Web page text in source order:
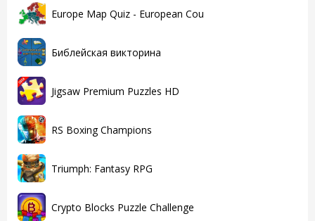
Europe Map Quiz - European Cou
Библейская викторина
Jigsaw Premium Puzzles HD
RS Boxing Champions
Triumph: Fantasy RPG
Crypto Blocks Puzzle Challenge